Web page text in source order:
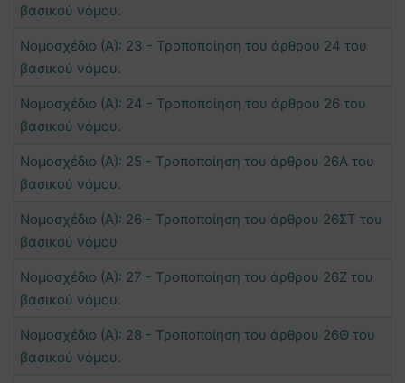
βασικού νόμου.
Νομοσχέδιο (Α): 23 - Τροποποίηση του άρθρου 24 του
βασικού νόμου.
Νομοσχέδιο (Α): 24 - Τροποποίηση του άρθρου 26 του
βασικού νόμου.
Νομοσχέδιο (Α): 25 - Τροποποίηση του άρθρου 26Α του
βασικού νόμου.
Νομοσχέδιο (Α): 26 - Τροποποίηση του άρθρου 26ΣΤ του
βασικού νόμου
Νομοσχέδιο (Α): 27 - Τροποποίηση του άρθρου 26Ζ του
βασικού νόμου.
Νομοσχέδιο (Α): 28 - Τροποποίηση του άρθρου 26Θ του
βασικού νόμου.